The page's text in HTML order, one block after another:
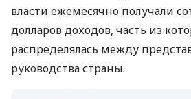
власти ежемесячно получали
долларов доходов, часть из
распределялась между
руководства страны.